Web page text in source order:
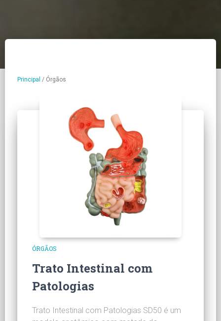
Principal / Órgãos
ÓRGÃOS
Trato Intestinal com
Patologias
Trato Intestinal com Patologias SD50 é um